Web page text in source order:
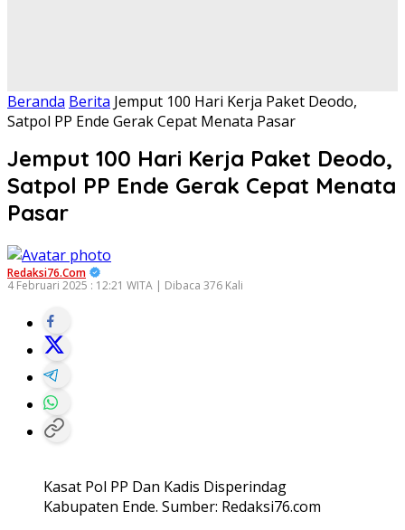
Beranda Berita Jemput 100 Hari Kerja Paket Deodo,
Satpol PP Ende Gerak Cepat Menata Pasar
Jemput 100 Hari Kerja Paket Deodo,
Satpol PP Ende Gerak Cepat Menata
Pasar
Redaksi76.com
4 Februari 2025 : 12:21 WITA | Dibaca 376 Kali
Kasat Pol PP Dan Kadis Disperindag
Kabupaten Ende. Sumber: Redaksi76.com